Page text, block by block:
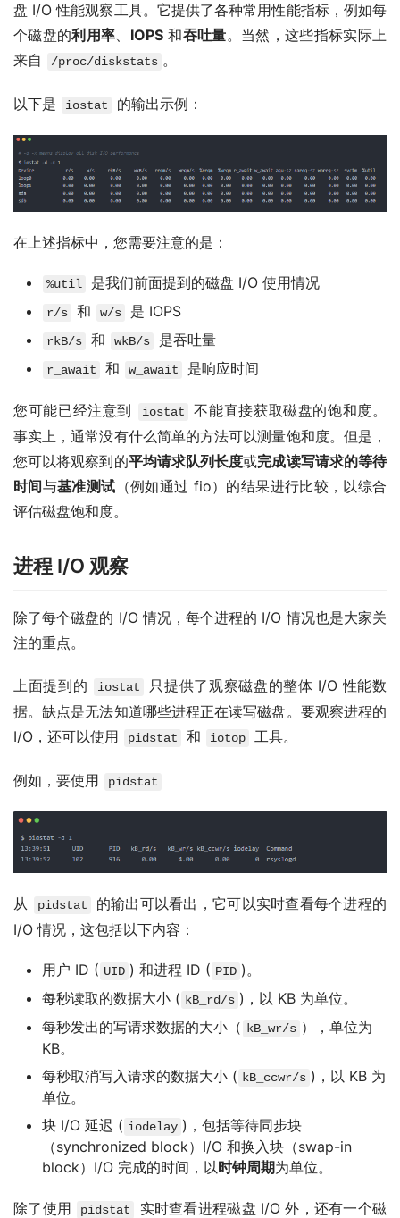
盘 I/O 性能观察工具。它提供了各种常用性能指标，例如每
个磁盘的利用率、 IOPS和吞吐量。当然，这些指标实际上
来自
/proc/diskstats 。
以下是 iostat 的输出示例：
在上述指标中，您需要注意的是：
%util 是我们前面提到的磁盘 I/O 使用情况
r/s 和 w/s 是 IOPS
rkB/s 和 wkB/s 是吞吐量
r_await 和 w_await 是响应时间
您可能已经注意到 iostat
不能直接获取磁盘的饱和度。
事实上，通常没有什么简单的方法可以测量饱和度。但是，
您可以将观察到的平均请求队列长度或完成读写请求的等待
时间与基准测试 （例如通过 fio）的结果进行比较，以综合
评估磁盘饱和度。
进程 I/O 观察
除了每个磁盘的 I/O 情况，每个进程的 I/O 情况也是大家关
注的重点。
上面提到的 iostat
只提供了观察磁盘的整体 I/O 性能数
据。缺点是无法知道哪些进程正在读写磁盘。要观察进程的
I/O，还可以使用
pidstat 和 iotop 工具。
例如，要使用 pidstat
从 pidstat
的输出可以看出，它可以实时查看每个进程的
I/O 情况，这包括以下内容：
用户 ID ( UID ) 和进程 ID ( PID )。
每秒读取的数据大小 ( kB_rd/s )，以 KB 为单位。
每秒发出的写请求数据的大小（
kB_wr/s ），单位为
KB。
每秒取消写入请求的数据大小 ( kB_ccwr/s )，以 KB 为
单位。
块 I/O 延迟 ( iodelay )，包括等待同步块
（synchronized block）I/O 和换入块（swap-in
block）I/O 完成的时间，以时钟周期为单位。
除了使用 pidstat
实时查看进程磁盘 I/O 外，还有一个磁